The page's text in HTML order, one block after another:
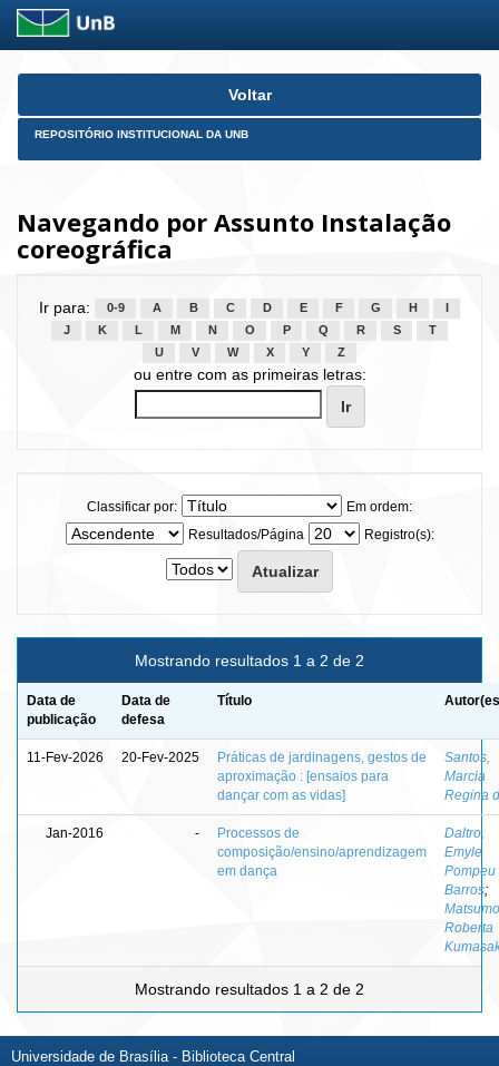
Skip
Voltar
REPOSITÓRIO INSTITUCIONAL DA UNB
Navegando por Assunto Instalação
coreográfica
Ir para: 0-9 A B C D E F G H
J
K L M N O P Q R S
T
U
V W X Y Z
ou entre com as primeiras letras:
Classificar por:
Em ordem:
Resultados/Página
Registro(s):
Mostrando resultados 1 a 2 de 2
Data de
publicação
Data de
defesa
Título
11-Fev-2026 20-Fev-2025
Práticas de jardinagens, gestos de
aproximação : [ensaios para
dançar com as vidas]
Santos,
Marcia
Regina
Jan-2016 -
Processos de
composição/ensino/aprendizagem
em dança
Daltro,
Emyle
Pompeu
Barros;
Roberta
Mostrando resultados 1 a 2 de 2
Universidade de Brasília - Biblioteca Central